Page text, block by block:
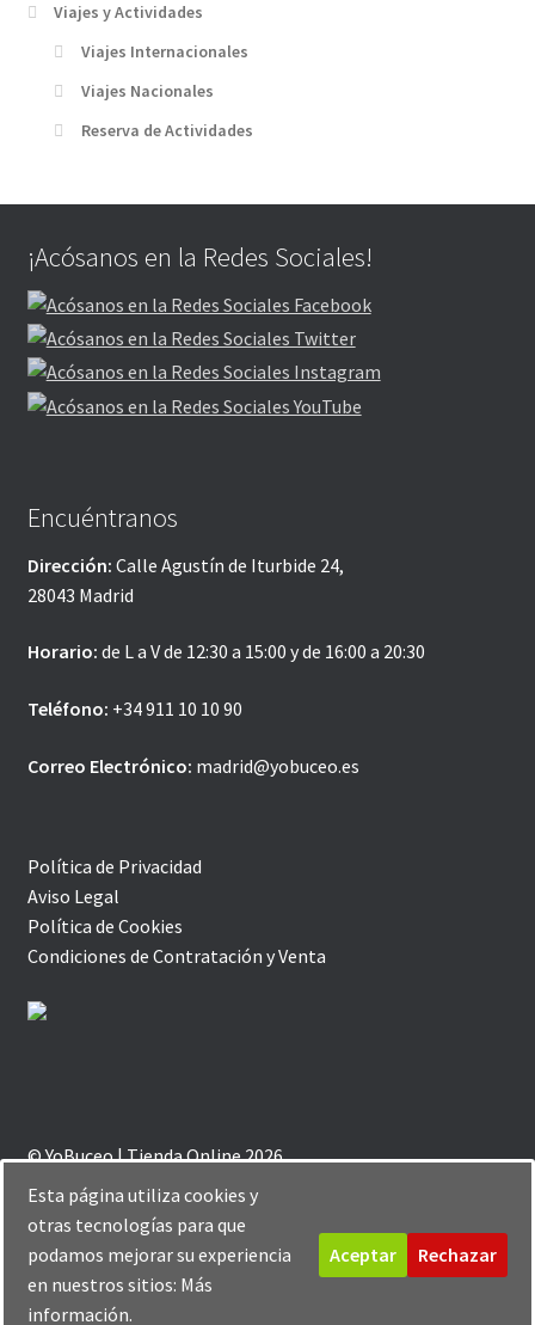
Viajes y Actividades
Viajes Internacionales
Viajes Nacionales
Reserva de Actividades
¡Acósanos en la Redes Sociales!
Encuéntranos
Dirección: Calle Agustín de Iturbide 24,
28043 Madrid
Horario: de L a V de 12:30 a 15:00 y de 16:00 a 20:30
Teléfono: +34 911 10 10 90
Correo Electrónico: madrid@yobuceo.es
Política de Privacidad
Aviso Legal
Política de Cookies
Condiciones de Contratación y Venta
© YoBuceo | Tienda Online 2026
Política de Privacidad
Creado con Storefront y
WooCommerce.
Esta página utiliza cookies y
otras tecnologías para que
podamos mejorar su experiencia
en nuestros sitios: Más
información.
Aceptar Rechazar